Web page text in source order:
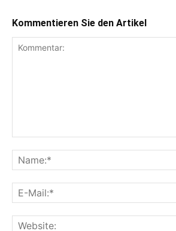
Kommentieren Sie den Artikel